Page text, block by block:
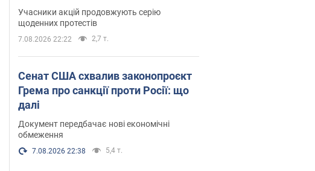
картонками. Фото і відео
Учасники акцій продовжують серію
щоденних протестів
7.08.2026 22:22 2,7 т.
Сенат США схвалив законопроєкт
Грема про санкції проти Росії: що
далі
Документ передбачає нові економічні
обмеження
7.08.2026 22:38 5,4 т.